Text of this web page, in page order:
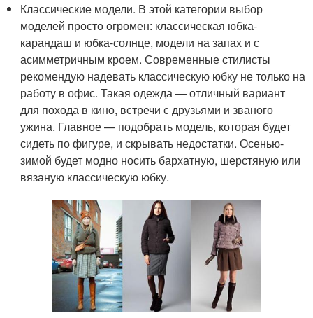
Классические модели. В этой категории выбор
моделей просто огромен: классическая юбка-
карандаш и юбка-солнце, модели на запах и с
асимметричным кроем. Современные стилисты
рекомендую надевать классическую юбку не только на
работу в офис. Такая одежда — отличный вариант
для похода в кино, встречи с друзьями и званого
ужина. Главное — подобрать модель, которая будет
сидеть по фигуре, и скрывать недостатки. Осенью-
зимой будет модно носить бархатную, шерстяную или
вязаную классическую юбку.